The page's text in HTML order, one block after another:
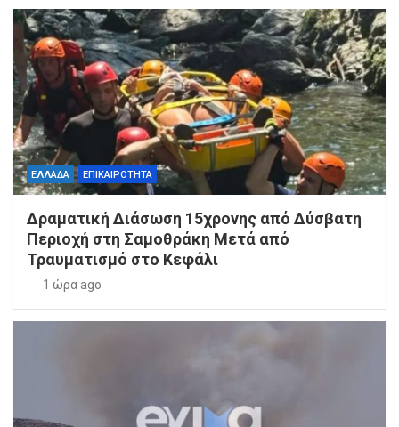
ΕΛΛΑΔΑ ΕΠΙΚΑΙΡΟΤΗΤΑ
Δραματική Διάσωση 15χρονης από Δύσβατη
Περιοχή στη Σαμοθράκη Μετά από
Τραυματισμό στο Κεφάλι
1 ώρα ago